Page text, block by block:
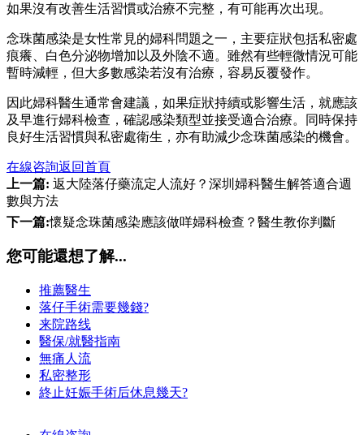
如果沒有改善生活習慣或治療不完整，有可能再次出現。
念珠菌感染是女性常見的婦科問題之一，主要症狀包括私密處
痕癢、白色分泌物增加以及外陰不適。雖然有些輕微情況可能
暫時減輕，但大多數感染若沒有治療，容易反覆發作。
因此婦科醫生通常會建議，如果症狀持續或影響生活，就應該
及早進行婦科檢查，確認感染類型並接受適合治療。同時保持
良好生活習慣與私密處衛生，亦有助減少念珠菌感染的機會。
在線咨詢返回首頁
上一篇: 返大陸落仔藥流定人流好？深圳婦科醫生解答適合週
數與方法
下一篇:懷疑念珠菌感染應該做咩婦科檢查？醫生教你判斷
您可能還想了解...
推薦醫生
落仔手術需要幾錢?
来院路线
醫保/就醫指南
無痛人流
私密整形
終止妊娠手術后休息幾天?